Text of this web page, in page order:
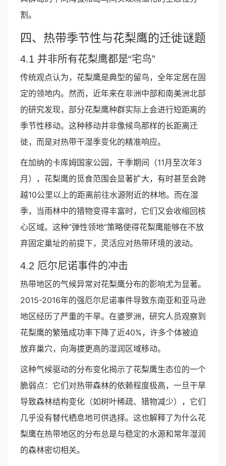
割。
四、热带季节性与花梨鹰的迁徙谜题
4.1 并非所有花梨鹰都是“宅鸟”
传统观点认为，花梨鹰是典型的留鸟，全年定居在固
定的领地内。然而，近年来在非洲中部和南美洲北部
的研究发现，部分花梨鹰种群实际上会进行短距离的
季节性移动。这种移动并非像候鸟那样的长距离迁
徙，而是对热带干湿季变化的精准响应。
在加纳的卡库姆国家公园，干季期间（11月至次年3
月），花梨鹰的觅食范围会显著扩大，有时甚至会跨
越10公里以上的距离前往水源附近的林地。而在湿
季，当雨林中的猎物变得丰富时，它们又会收缩回核
心区域。这种“弹性领地”策略使得花梨鹰能够在不放
弃固定巢址的前提下，灵活应对热带环境的波动。
4.2 厄尔尼诺事件的冲击
热带地区的气候异常对花梨鹰分布的影响尤为显著。
2015-2016年的强厄尔尼诺事件导致东南亚和亚马逊
地区经历了严重的干旱。在婆罗洲，研究人员观察到
花梨鹰的繁殖成功率下降了近40%，许多个体被迫
放弃巢穴，向海拔更高的湿润区域移动。
这种气候驱动的分布变化揭示了花梨鹰生态位的一个
脆弱点：它们对热带森林的依赖程度极高，一旦干旱
导致森林结构变化（如树叶稀疏、猎物减少），它们
几乎没有替代栖息地可供选择。这也解释了为什么花
梨鹰在热带地区的分布总是与稳定的水源和常年湿润
的森林密切相关。